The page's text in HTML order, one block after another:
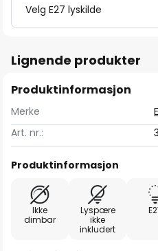
Velg E27 lyskilde
Lignende produkter
Produktinformasjon
Merke
Art. nr.:
Produktinformasjon
Ikke
dimbar
Lyspære
ikke
inkludert